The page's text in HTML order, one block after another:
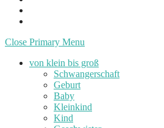
Close Primary Menu
von klein bis groß
Schwangerschaft
Geburt
Baby
Kleinkind
Kind